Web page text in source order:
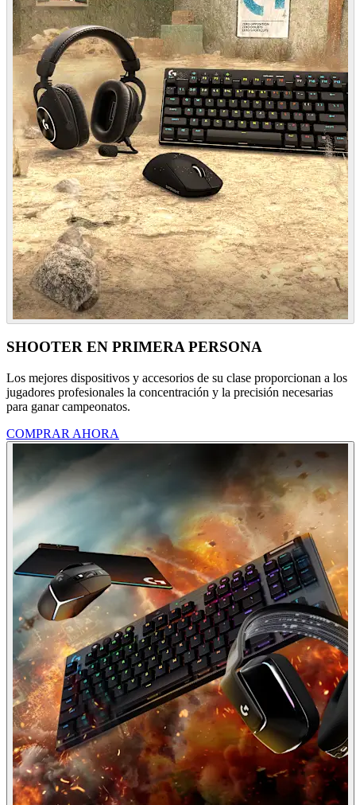
SHOOTER EN PRIMERA PERSONA
Los mejores dispositivos y accesorios de su clase proporcionan a los
jugadores profesionales la concentración y la precisión necesarias
para ganar campeonatos.
COMPRAR AHORA